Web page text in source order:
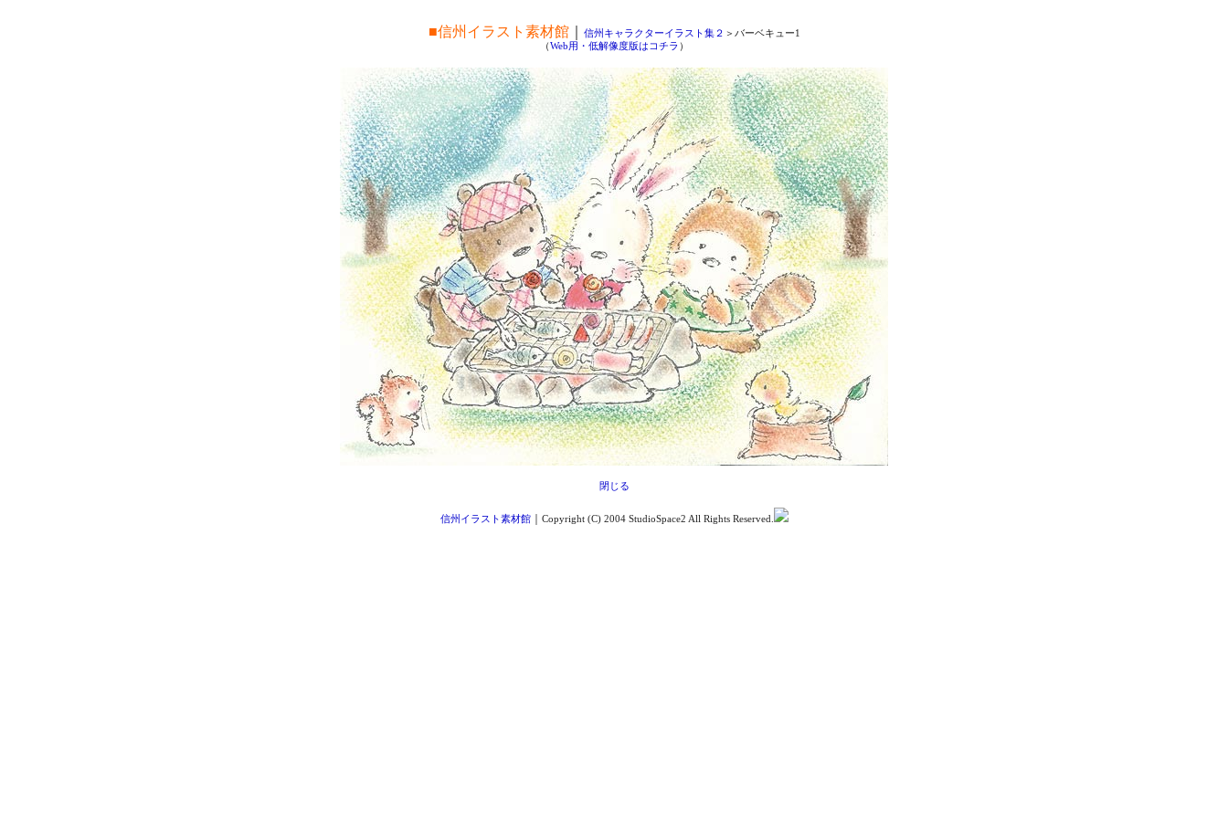
■信州イラスト素材館｜ 信州キャラクターイラスト集２ ＞バーベキュー1
（Web用・低解像度版はコチラ ）
閉じる
信州イラスト素材館｜ Copyright (C) 2004 StudioSpace2 All Rights Reserved.